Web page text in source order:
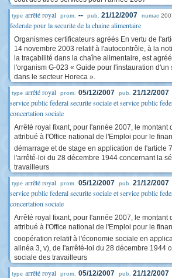
type arrêté royal prom. -- pub. 21/12/2007 numac
federale pour la securite de la chaine alimentaire
Organismes certificateurs agréés En vertu de
14 novembre 2003 relatif à l'autocontrôle, à la
la traçabilité dans la chaîne alimentaire, est
l'organism G-023 « Guide pour l'instauration d'un
dans le secteur Horeca ».
type arrêté royal prom. 05/12/2007 pub. 21/12/2007
service public federal securite sociale et service public
concertation sociale
Arrêté royal fixant, pour l'année 2007, le montant
attribué à l'Office national de l'Emploi pour le
démarrage et de stage en application de l'article
l'arrêté-loi du 28 décembre 1944 concernant la
travailleurs
type arrêté royal prom. 05/12/2007 pub. 21/12/2007
service public federal securite sociale et service public
concertation sociale
Arrêté royal fixant, pour l'année 2007, le montant
attribué à l'Office national de l'Emploi pour le
coopération relatif à l'économie sociale en
alinéa 3, v), de l'arrêté-loi du 28 décembre 1944
sociale des travailleurs
type arrêté royal prom. 05/12/2007 pub. 21/12/2007